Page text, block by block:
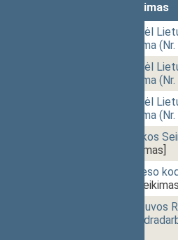
Svarstytas klausimas
Seimo nutarimo „Dėl
projektas +programa
Seimo nutarimo „Dėl
projektas +programa
Seimo nutarimo „Dėl
projektas +programa
Lietuvos Respublikos
[Tvirtinimas]
Baudžiamojo proceso
Įstatymo „Dėl Lietuvos
susitarimo dėl